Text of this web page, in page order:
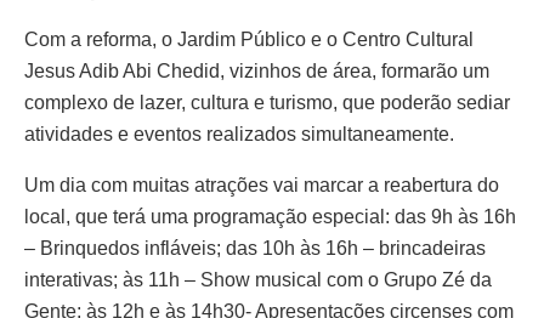
Com a reforma, o Jardim Público e o Centro Cultural
Jesus Adib Abi Chedid, vizinhos de área, formarão um
complexo de lazer, cultura e turismo, que poderão sediar
atividades e eventos realizados simultaneamente.
Um dia com muitas atrações vai marcar a reabertura do
local, que terá uma programação especial: das 9h às 16h
– Brinquedos infláveis; das 10h às 16h – brincadeiras
interativas; às 11h – Show musical com o Grupo Zé da
Gente; às 12h e às 14h30- Apresentações circenses com